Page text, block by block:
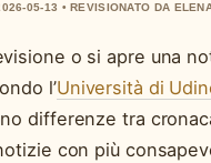
05-13 • REVISIONATO DA
o si apre una
l’Università di
differenze tra
con più